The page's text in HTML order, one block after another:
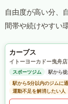
自由度が高い分、
間帯や続けやすい
カーブス
イトーヨーカドー曳舟店
スポーツジム
駅から
駅から5分以内のジムに
運動不足を解消したい人